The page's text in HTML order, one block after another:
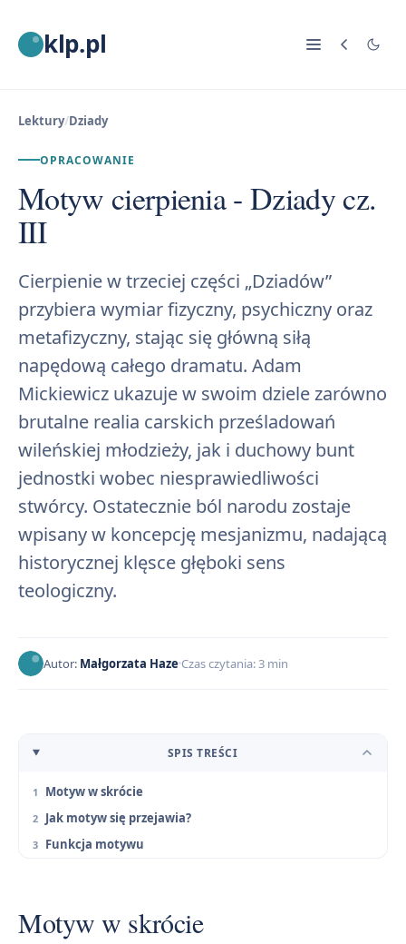
klp.pl
Lektury/Dziady
OPRACOWANIE
Motyw cierpienia - Dziady cz.
III
Cierpienie w trzeciej części „Dziadów”
przybiera wymiar fizyczny, psychiczny oraz
metafizyczny, stając się główną siłą
napędową całego dramatu. Adam
Mickiewicz ukazuje w swoim dziele zarówno
brutalne realia carskich prześladowań
wileńskiej młodzieży, jak i duchowy bunt
jednostki wobec niesprawiedliwości
stwórcy. Ostatecznie ból narodu zostaje
wpisany w koncepcję mesjanizmu, nadającą
historycznej klęsce głęboki sens
teologiczny.
Autor: Małgorzata Haze Czas czytania: 3 min
SPIS TREŚCI
Motyw w skrócie
Jak motyw się przejawia?
Funkcja motywu
Motyw w skrócie